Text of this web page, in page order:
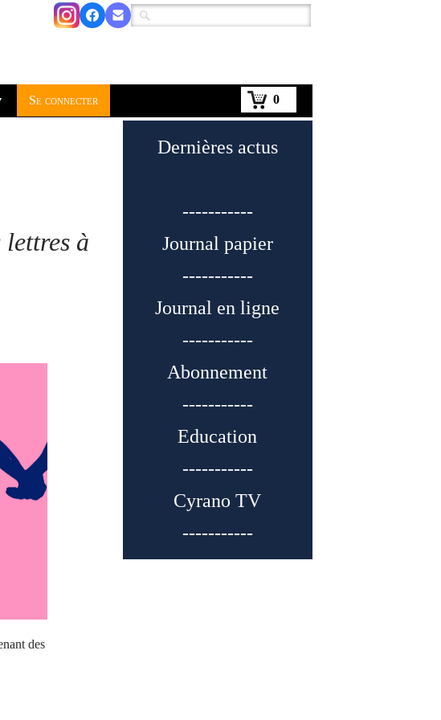
0
Se connecter
lettres à
des
Dernières actus
-----------
Journal papier
-----------
Journal en ligne
-----------
Abonnement
-----------
Education
-----------
Cyrano TV
-----------